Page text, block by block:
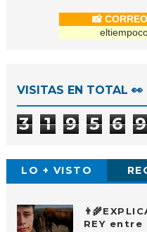
📸
VISITAS EN TOTAL 👀
3 1 9 5 6 9
LO + VISTO
REY